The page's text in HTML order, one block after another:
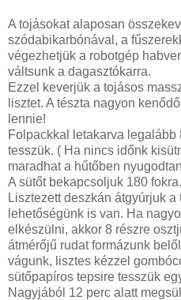
A tojásokat alaposan
szódabikarbónával, a
végezhetjük a robotgép
váltsunk a dagasztókarra.
Ezzel keverjük a tojásos
lisztet. A tészta nagyon
lennie!
Folpackkal letakarva legalább
tesszük. ( Ha nincs időnk
maradhat a hűtőben
A sütőt bekapcsoljuk 180 fokra.
Lisztezett deszkán átgyúrjuk
lehetőségünk is van. Ha
elkészülni, akkor 8 részre
átmérőjű rudat formázunk
vágunk, lisztes kézzel
sütőpapíros tepsire tesszük
Nagyjából 12 perc alatt